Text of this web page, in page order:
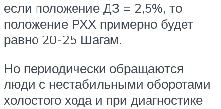
если положение ДЗ = 2,5%, то
положение РХХ примерно будет
равно 20-25 Шагам.
Но периодически обращаются
люди с нестабильными оборотами
холостого хода и при диагностике